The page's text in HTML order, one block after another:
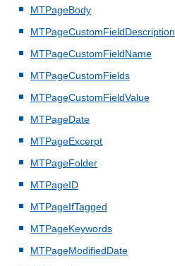
MTPageBody
MTPageCustomFieldDescription
MTPageCustomFieldName
MTPageCustomFields
MTPageCustomFieldValue
MTPageDate
MTPageExcerpt
MTPageFolder
MTPageID
MTPageIfTagged
MTPageKeywords
MTPageModifiedDate